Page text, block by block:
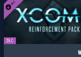
DLC